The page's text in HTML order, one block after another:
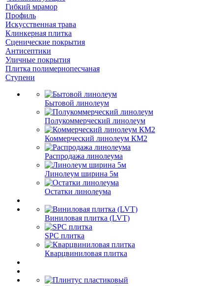
Гибкий мрамор
Профиль
Искусственная трава
Клинкерная плитка
Сценические покрытия
Антисептики
Уличные покрытия
Плитка полимернопесчаная
Ступени
Бытовой линолеум
Полукоммерческий линолеум
Коммерческий линолеум КМ2
Распродажа линолеума
Линолеум ширина 5м
Остатки линолеума
Виниловая плитка (LVT)
SPC плитка
Кварцвиниловая плитка